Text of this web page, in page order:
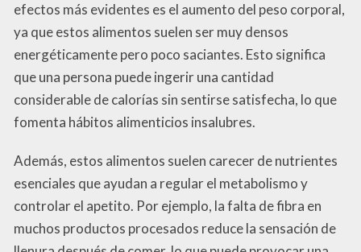
efectos más evidentes es el aumento del peso corporal,
ya que estos alimentos suelen ser muy densos
energéticamente pero poco saciantes. Esto significa
que una persona puede ingerir una cantidad
considerable de calorías sin sentirse satisfecha, lo que
fomenta hábitos alimenticios insalubres.
Además, estos alimentos suelen carecer de nutrientes
esenciales que ayudan a regular el metabolismo y
controlar el apetito. Por ejemplo, la falta de fibra en
muchos productos procesados reduce la sensación de